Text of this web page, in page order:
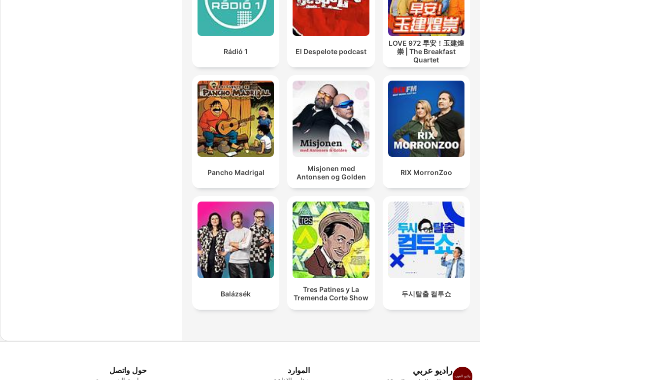
LOVE 972 早安！玉建煌
崇 | The Breakfast
Quartet
El Despelote podcast
Rádió 1
RIX MorronZoo
Misjonen med
Antonsen og Golden
Pancho Madrigal
두시탈출 컬투쇼
Tres Patines y La
Tremenda Corte Show
Balázsék
راديو عربي الموارد حول واتصل